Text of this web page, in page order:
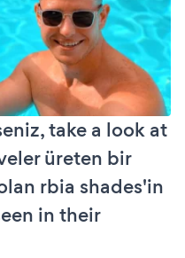
take a look at
üreten bir
rbia shades'in
in their